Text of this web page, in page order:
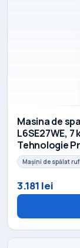
Masina de
L6SE27WE,
Tehnologie
Mașini de spălat
3.181 lei